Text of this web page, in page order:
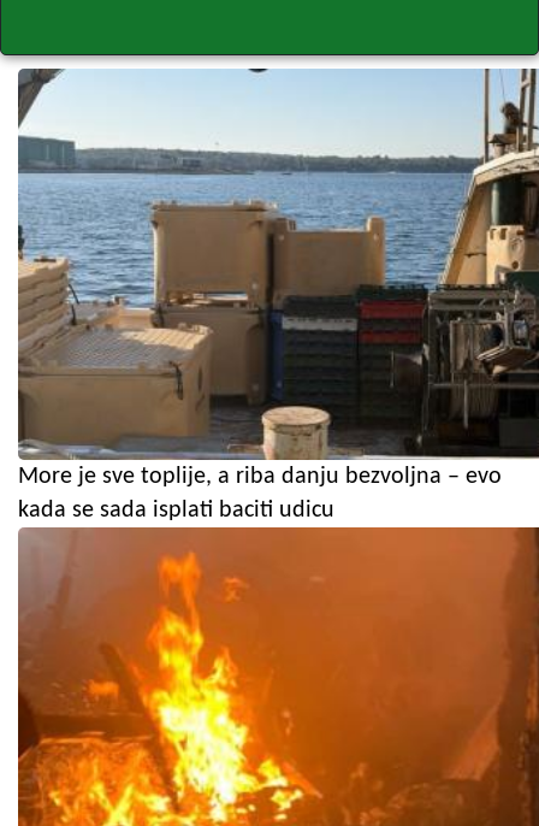
More je sve toplije, a riba danju bezvoljna – evo
kada se sada isplati baciti udicu